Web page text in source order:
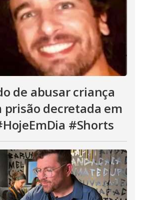
de abusar criança
decretada em
#Shorts